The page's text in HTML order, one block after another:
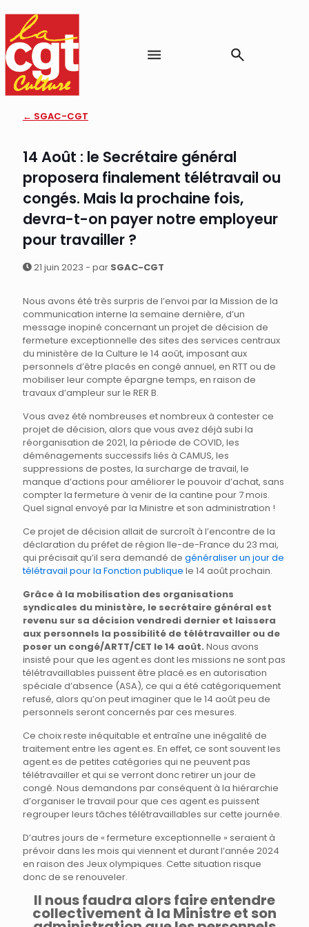
← SGAC-CGT
14 Août : le Secrétaire général
proposera finalement télétravail ou
congés. Mais la prochaine fois,
devra-t-on payer notre employeur
pour travailler ?
21 juin 2023 - par SGAC-CGT
Nous avons été très surpris de l’envoi par la Mission de la
communication interne la semaine dernière, d’un
message inopiné concernant un projet de décision de
fermeture exceptionnelle des sites des services centraux
du ministère de la Culture le 14 août, imposant aux
personnels d’être placés en congé annuel, en RTT ou de
mobiliser leur compte épargne temps, en raison de
travaux d’ampleur sur le RER B.
Vous avez été nombreuses et nombreux à contester ce
projet de décision, alors que vous avez déjà subi la
réorganisation de 2021, la période de COVID, les
déménagements successifs liés à CAMUS, les
suppressions de postes, la surcharge de travail, le
manque d’actions pour améliorer le pouvoir d’achat, sans
compter la fermeture à venir de la cantine pour 7 mois.
Quel signal envoyé par la Ministre et son administration !
Ce projet de décision allait de surcroît à l’encontre de la
déclaration du préfet de région Ile-de-France du 23 mai,
qui précisait qu’il sera demandé de généraliser un jour de
télétravail pour la Fonction publique le 14 août prochain.
Grâce à la mobilisation des organisations
syndicales du ministère, le secrétaire général est
revenu sur sa décision vendredi dernier et laissera
aux personnels la possibilité de télétravailler ou de
poser un congé/ARTT/CET le 14 août. Nous avons
insisté pour que les agent.es dont les missions ne sont pas
télétravaillables puissent être placé.es en autorisation
spéciale d’absence (ASA), ce qui a été catégoriquement
refusé, alors qu’on peut imaginer que le 14 août peu de
personnels seront concernés par ces mesures.
Ce choix reste inéquitable et entraîne une inégalité de
traitement entre les agent.es. En effet, ce sont souvent les
agent.es de petites catégories qui ne peuvent pas
télétravailler et qui se verront donc retirer un jour de
congé. Nous demandons par conséquent à la hiérarchie
d’organiser le travail pour que ces agent.es puissent
regrouper leurs tâches télétravaillables sur cette journée.
D’autres jours de « fermeture exceptionnelle » seraient à
prévoir dans les mois qui viennent et durant l’année 2024
en raison des Jeux olympiques. Cette situation risque
donc de se renouveler.
Il nous faudra alors faire entendre
collectivement à la Ministre et son